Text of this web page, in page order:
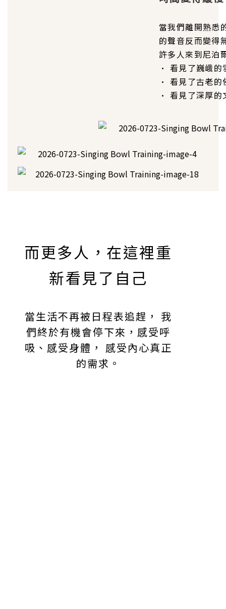
當我們離開熟悉
的聲音反而變得
許多人來到尼
• 看見了巍峨的
• 看見了古老的
• 看見了深厚的
而更多人，在這裡重
新看見了自己
當生活不再被日程表追趕， 我
們終於有機會停下來，感受呼
吸、感受身體， 感受內心真正
的需求。